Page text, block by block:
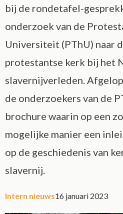
bij de rondetafel-
onderzoek van de
Universiteit (PThU) naar
protestantse kerk bij het
slavernijverleden.
de onderzoekers van de
brochure waarin op een
mogelijke manier een
op de geschiedenis van
slavernij.
Intern nieuws16 januari 2023